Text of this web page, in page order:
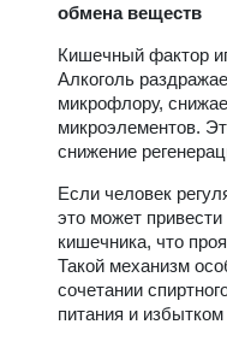
обмена веществ
Кишечный фактор
Алкоголь
микрофлору,
микроэлементов.
снижение
Если человек
это может
кишечника, что
Такой механизм
сочетании
питания и избытком